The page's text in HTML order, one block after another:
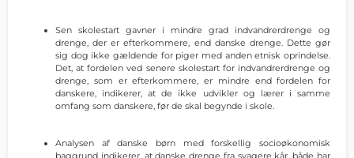
Sen skolestart gavner i mindre grad indvandrerdrenge og
drenge, der er efterkommere, end danske drenge. Dette gør
sig dog ikke gældende for piger med anden etnisk oprindelse.
Det, at fordelen ved senere skolestart for indvandrerdrenge og
drenge, som er efterkommere, er mindre end fordelen for
danskere, indikerer, at de ikke udvikler og lærer i samme
omfang som danskere, før de skal begynde i skole.
Analysen af danske børn med forskellig socioøkonomisk
baggrund indikerer, at danske drenge fra svagere kår, både har